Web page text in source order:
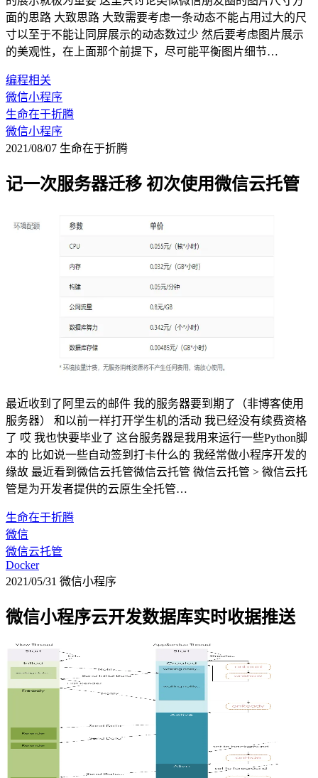
面的思路 大致思路 大致需要考虑一条动态不能占用过大的尺
寸以至于不能让同屏展示的动态数过少 然后要考虑图片展示
的美观性，在上面那个前提下，尽可能平衡图片细节…
编程相关
微信小程序
生命在于折腾
微信小程序
2021/08/07 生命在于折腾
记一次服务器迁移 初次使用微信云托管
最近收到了阿里云的邮件 我的服务器要到期了（非博客使用
服务器） 和以前一样打开学生机的活动 我已经没有续费资格
了 哎 我也快要毕业了 这台服务器是我用来运行一些Python脚
本的 比如说一些自动签到打卡什么的 我经常做小程序开发的
缘故 最近看到微信云托管微信云托管 微信云托管 > 微信云托
管是为开发者提供的云原生全托管…
生命在于折腾
微信
微信云托管
Docker
2021/05/31 微信小程序
微信小程序云开发数据库实时收据推送